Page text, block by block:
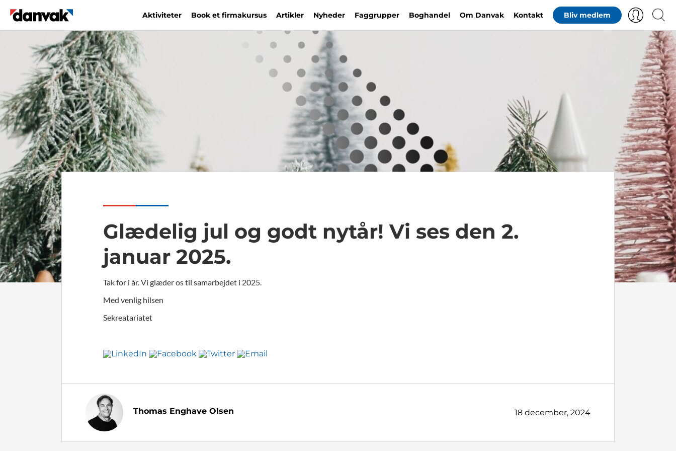
Aktiviteter Book et firmakursus Artikler Nyheder Faggrupper Boghandel Om Danvak Kontakt Bliv medlem
Glædelig jul og godt nytår! Vi ses den 2.
januar 2025.
Tak for i år. Vi glæder os til samarbejdet i 2025.
Med venlig hilsen
Sekreatariatet
Thomas Enghave Olsen 18 december, 2024